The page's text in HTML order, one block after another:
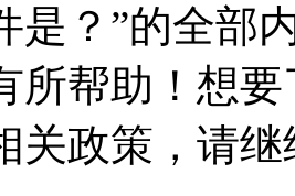
是？”的全部
所帮助！想
关政策，请